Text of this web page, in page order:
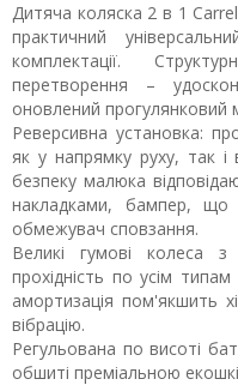
Дитяча коляска 2 в 1
практичний
комплектації.
перетворення –
оновлений прогулянковий
Реверсивна установка:
як у напрямку руху, так
безпеку малюка
накладками, бампер, що
обмежувач сповзання.
Великі гумові колеса
прохідність по усім
амортизація пом'якшить
вібрацію.
Регульована по висоті
обшиті преміальною